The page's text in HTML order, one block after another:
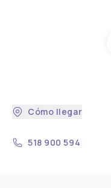
Cómo llegar
518 900 594